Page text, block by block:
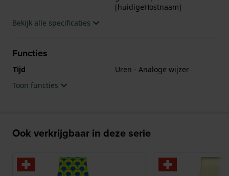
[huidigeHostnaam]
Bekijk alle specificaties
Functies
Tijd
Uren - Analoge wijzer
Toon functies
Ook verkrijgbaar in deze serie